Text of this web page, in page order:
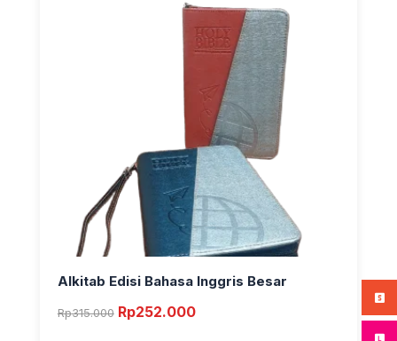
Alkitab Edisi Bahasa Inggris Besar
Rp315.000 Original
Rp252.000Current